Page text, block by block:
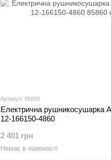
Артикул: 85860
Електрична рушникосушарка
12-166150-4860
2 401 грн
Немає в наявності